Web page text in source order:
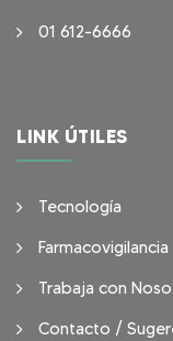
01 612-6666
LINK ÚTILES
Tecnología
Farmacovigilancia
Trabaja con
Contacto /